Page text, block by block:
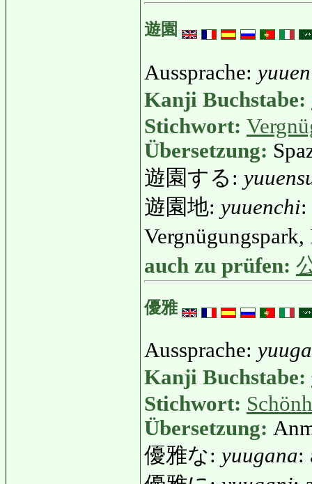
遊園
Aussprache: yuuen
Kanji Buchstabe:
Stichwort:
Übersetzung:
遊園する:
遊園地: yuuenchi
auch zu prüfen:
優雅
Aussprache: yuuga
Kanji Buchstabe:
Stichwort:
Übersetzung:
優雅な: yuugana: